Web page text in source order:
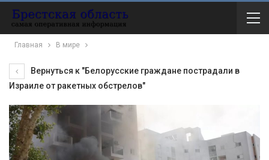
Главная В мире
Вернуться к "Белорусские граждане пострадали в
Израиле от ракетных обстрелов"